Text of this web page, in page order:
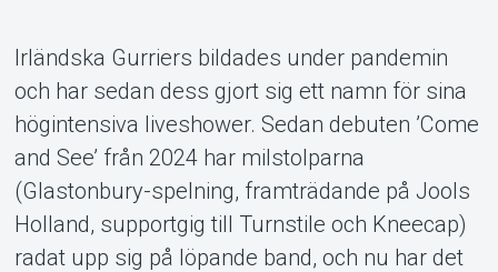
Om Tickster
Irländska Gurriers bildades under pandemin
och har sedan dess gjort sig ett namn för sina
högintensiva liveshower. Sedan debuten ’Come
and See’ från 2024 har milstolparna
(Glastonbury-spelning, framträdande på Jools
Holland, supportgig till Turnstile och Kneecap)
radat upp sig på löpande band, och nu har det